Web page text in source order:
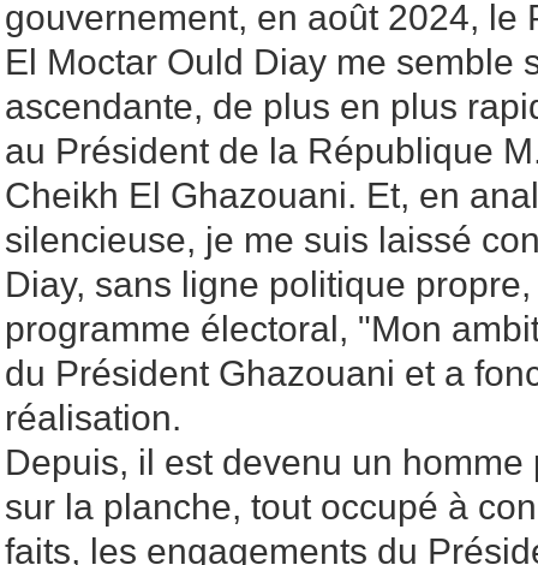
gouvernement, en août 2024, le
El Moctar Ould Diay me semble
ascendante, de plus en plus
au Président de la République
Cheikh El Ghazouani. Et, en
silencieuse, je me suis laissé
Diay, sans ligne politique
programme électoral, "Mon
du Président Ghazouani et a
réalisation.
Depuis, il est devenu un
sur la planche, tout occupé à
faits, les engagements du